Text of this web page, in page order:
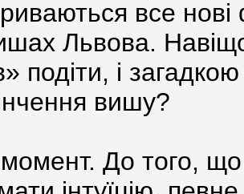
все
Львова.
подіти, і
вишу?
До того, що